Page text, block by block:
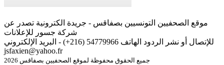
موقع الصحفيين التونسيين بصفاقس - جريدة الكترونية تصدر عن
شركة جسور للإعلانات
للإتصال أو نشر الردود الهاتف 54779966 (216+) - البريد الإلكتروني
jsfaxien@yahoo.fr
جميع الحقوق محفوظة لموقع الصحفيين بصفاقس 2026